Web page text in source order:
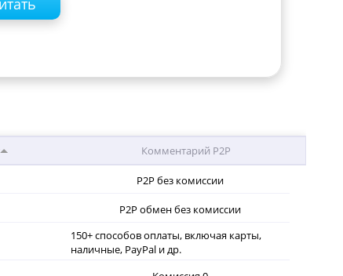
Комментарий P2P
P2P без комиссии
P2P обмен без комиссии
150+ способов оплаты, включая карты,
наличные, PayPal и др.